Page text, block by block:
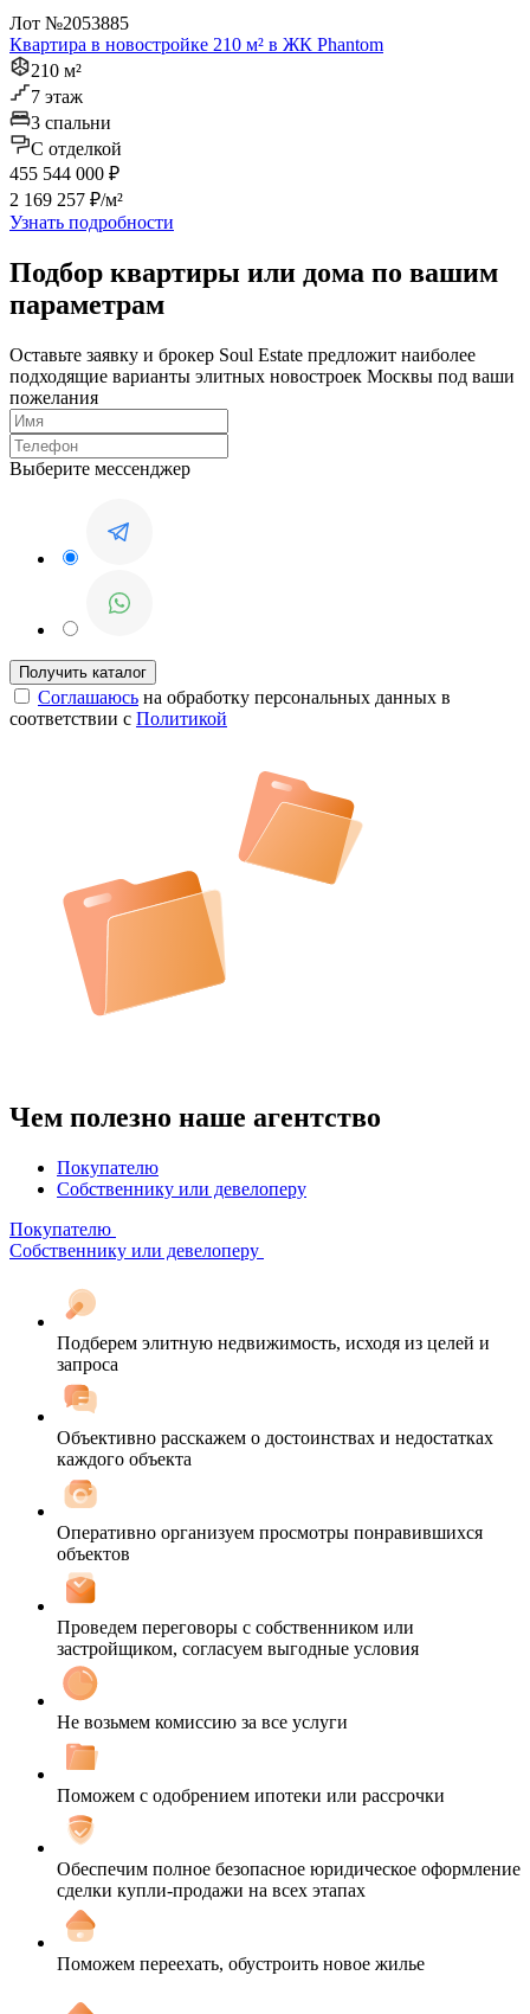
Лот №2053885
Квартира в новостройке 210 м² в ЖК Phantom
210 м²
7 этаж
3 спальни
C отделкой
455 544 000 ₽
2 169 257 ₽/м²
Узнать подробности
Подбор квартиры или дома по вашим
параметрам
Оставьте заявку и брокер Soul Estate предложит наиболее
подходящие варианты элитных новостроек Москвы под ваши
пожелания
Выберите мессенджер
Соглашаюсь на обработку персональных данных в
соответствии с Политикой
Чем полезно наше агентство
Покупателю
Собственнику или девелоперу
Покупателю
Собственнику или девелоперу
Подберем элитную недвижимость, исходя из целей и
запроса
Объективно расскажем о достоинствах и недостатках
каждого объекта
Оперативно организуем просмотры понравившихся
объектов
Проведем переговоры с собственником или
застройщиком, согласуем выгодные условия
Не возьмем комиссию за все услуги
Поможем с одобрением ипотеки или рассрочки
Обеспечим полное безопасное юридическое оформление
сделки купли-продажи на всех этапах
Поможем переехать, обустроить новое жилье